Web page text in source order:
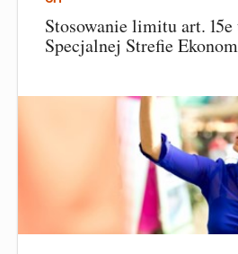
Stosowanie limitu art.
Specjalnej Strefie